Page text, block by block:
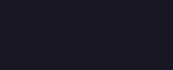
Emballer
heures :